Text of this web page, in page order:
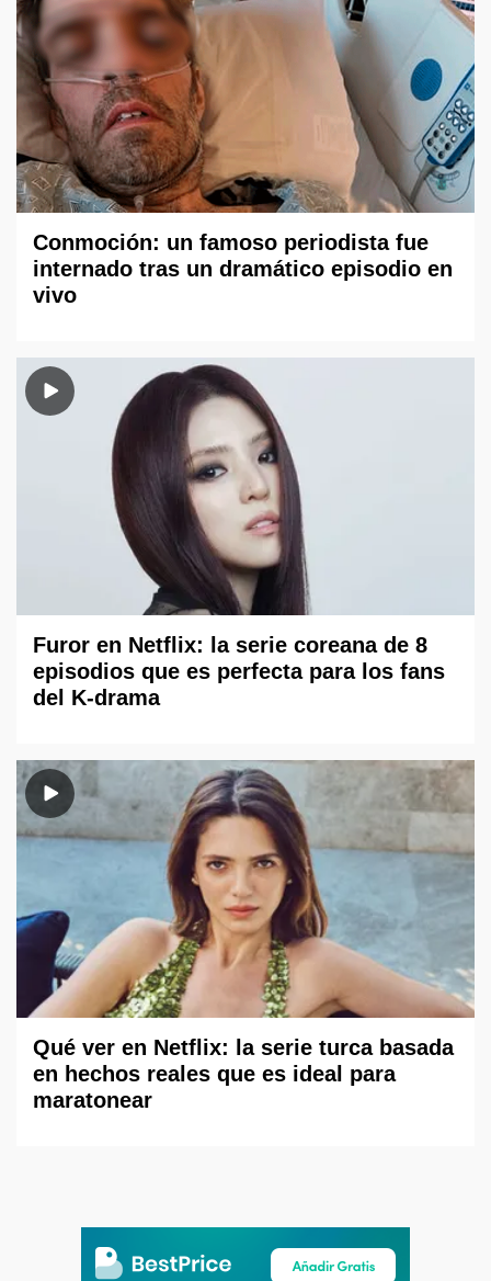
Conmoción: un famoso periodista fue
internado tras un dramático episodio en
vivo
Furor en Netflix: la serie coreana de 8
episodios que es perfecta para los fans
del K-drama
Qué ver en Netflix: la serie turca basada
en hechos reales que es ideal para
maratonear